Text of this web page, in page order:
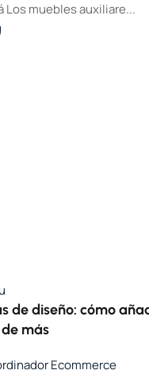
Los muebles auxiliare...
de diseño: cómo
más
Ecommerce